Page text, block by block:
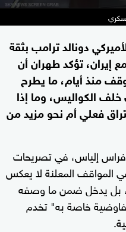
دونالد ترامب بثقة
إيران، تؤكد طهران أن
منذ أيام، ما يطرح
الكواليس، وما إذا
فعلي أم نحو مزيد من
فراس إلياس، في تصريحات
المواقف المعلنة لا يعكس
بل يدخل ضمن ما وصفه
خاصة به" تخدم